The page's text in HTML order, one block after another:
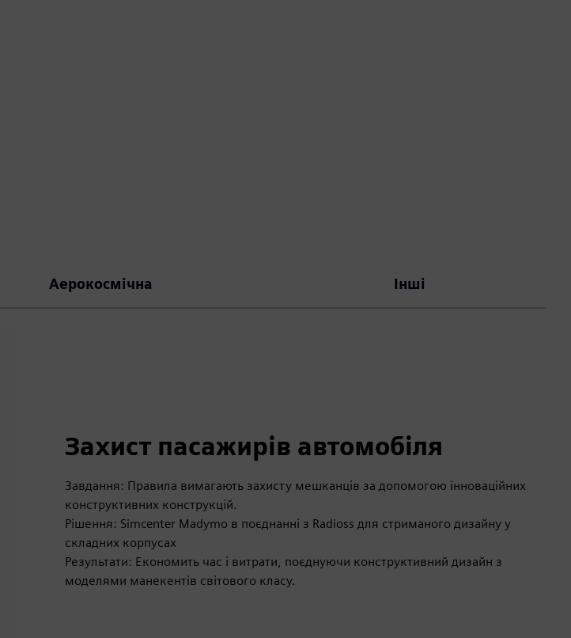
Аерокосмічна Інші
Захист пасажирів автомобіля
Завдання: Правила вимагають захисту мешканців за допомогою інноваційних
конструктивних конструкцій.
Рішення: Simcenter Madymo в поєднанні з Radioss для стриманого дизайну у
складних корпусах
Результати: Економить час і витрати, поєднуючи конструктивний дизайн з
моделями манекентів світового класу.